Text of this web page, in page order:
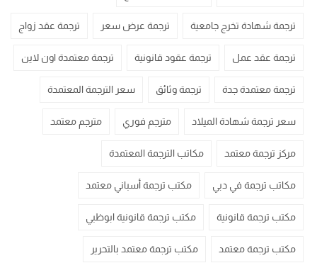
ترجمة شهادة تخرج جامعية ترجمة عرض سعر ترجمة عقد زواج
ترجمة عقد عمل ترجمة عقود قانونية ترجمة معتمدة اون لاين
ترجمة معتمدة جدة ترجمة وثائق سعر الترجمة المعتمدة
سعر ترجمة شهادة الميلاد مترجم فوري مترجم معتمد
مركز ترجمة معتمد مكاتب الترجمة المعتمدة
مكاتب ترجمة في دبي مكتب ترجمة أسباني معتمد
مكتب ترجمة قانونية مكتب ترجمة قانونية ابوظبي
مكتب ترجمة معتمد مكتب ترجمة معتمد بالتحرير